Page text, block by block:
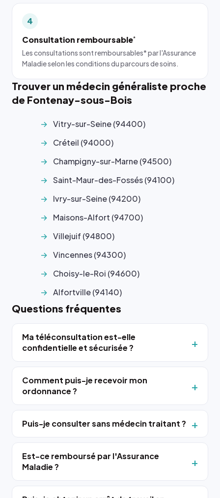
4
Consultation remboursable*
Les consultations sont remboursables* par l'Assurance
Maladie selon les conditions du parcours de soins.
Trouver un médecin généraliste proche
de Fontenay-sous-Bois
Vitry-sur-Seine (94400)
Créteil (94000)
Champigny-sur-Marne (94500)
Saint-Maur-des-Fossés (94100)
Ivry-sur-Seine (94200)
Maisons-Alfort (94700)
Villejuif (94800)
Vincennes (94300)
Choisy-le-Roi (94600)
Alfortville (94140)
Questions fréquentes
Ma téléconsultation est-elle
confidentielle et sécurisée ?
Comment puis-je recevoir mon
ordonnance ?
Puis-je consulter sans médecin traitant ?
Est-ce remboursé par l'Assurance
Maladie ?